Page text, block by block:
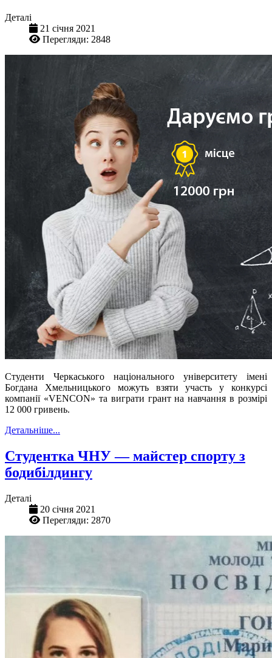
Деталі
21 січня 2021
Перегляди: 2848
Студенти Черкаського національного університету імені
Богдана Хмельницького можуть взяти участь у конкурсі
компанії «VENCON» та виграти грант на навчання в розмірі
12 000 гривень.
Детальніше...
Студентка ЧНУ — майстер спорту з
бодибілдингу
Деталі
20 січня 2021
Перегляди: 2870